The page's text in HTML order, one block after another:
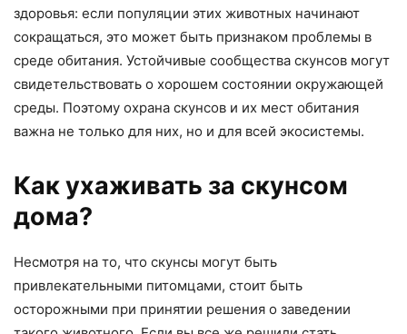
здоровья: если популяции этих животных начинают
сокращаться, это может быть признаком проблемы в
среде обитания. Устойчивые сообщества скунсов могут
свидетельствовать о хорошем состоянии окружающей
среды. Поэтому охрана скунсов и их мест обитания
важна не только для них, но и для всей экосистемы.
Как ухаживать за скунсом
дома?
Несмотря на то, что скунсы могут быть
привлекательными питомцами, стоит быть
осторожными при принятии решения о заведении